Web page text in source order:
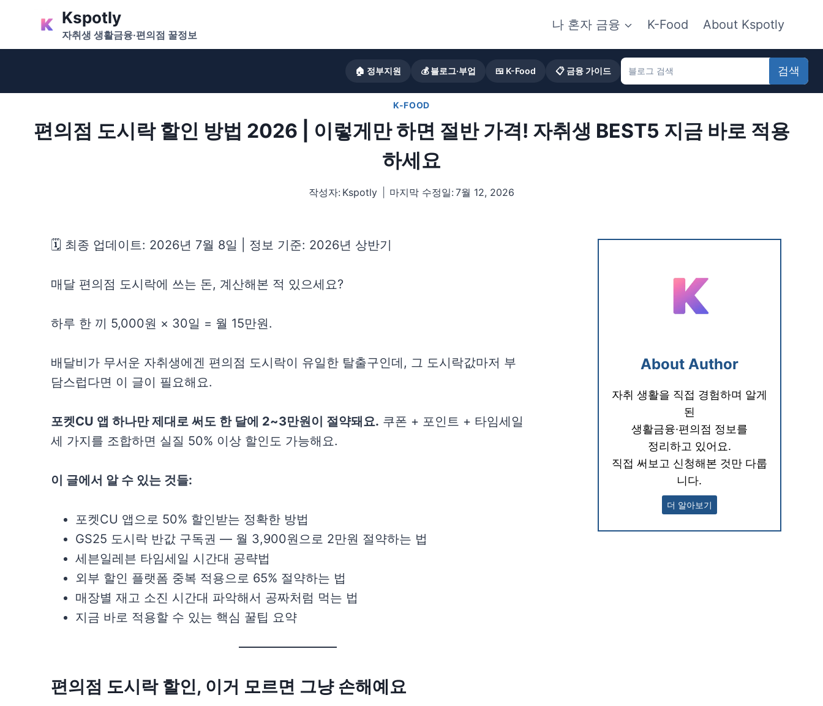
content
Kspotly
자취생 생활금융·편의점 꿀정보
나 혼자 금융 K-Food About Kspotly
🏠 정부지원 💰 블로그·부업 🍱 K-Food 📋 금융 가이드 검색
K-FOOD
편의점 도시락 할인 방법 2026 | 이렇게만 하면 절반 가격! 자취생 BEST5 지금 바로 적용
하세요
작성자: Kspotly 마지막 수정일: 7월 12, 2026
🗓️ 최종 업데이트: 2026년 7월 8일 | 정보 기준: 2026년 상반기
매달 편의점 도시락에 쓰는 돈, 계산해본 적 있으세요?
하루 한 끼 5,000원 × 30일 = 월 15만원.
배달비가 무서운 자취생에겐 편의점 도시락이 유일한 탈출구인데, 그 도시락값마저 부
담스럽다면 이 글이 필요해요.
포켓CU 앱 하나만 제대로 써도 한 달에 2~3만원이 절약돼요. 쿠폰 + 포인트 + 타임세일
세 가지를 조합하면 실질 50% 이상 할인도 가능해요.
이 글에서 알 수 있는 것들:
포켓CU 앱으로 50% 할인받는 정확한 방법
GS25 도시락 반값 구독권 — 월 3,900원으로 2만원 절약하는 법
세븐일레븐 타임세일 시간대 공략법
외부 할인 플랫폼 중복 적용으로 65% 절약하는 법
매장별 재고 소진 시간대 파악해서 공짜처럼 먹는 법
지금 바로 적용할 수 있는 핵심 꿀팁 요약
편의점 도시락 할인, 이거 모르면 그냥 손해예요
About Author
자취 생활을 직접 경험하며 알게
된
생활금융·편의점 정보를
정리하고 있어요.
직접 써보고 신청해본 것만 다룹
니다.
더 알아보기